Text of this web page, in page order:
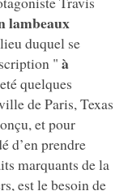
lambeaux
duquel se
" à
quelques
de Paris, Texas
et pour
d’en prendre
marquants de la
est le besoin de